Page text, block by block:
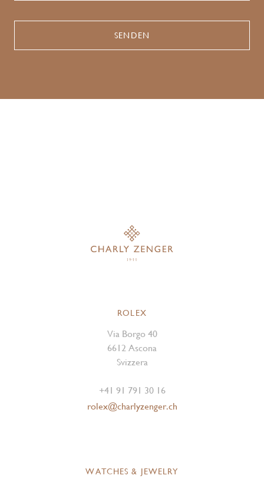
ROLEX
Via Borgo 40
6612 Ascona
Svizzera
+41 91 791 30 16
rolex@charlyzenger.ch
WATCHES & JEWELRY